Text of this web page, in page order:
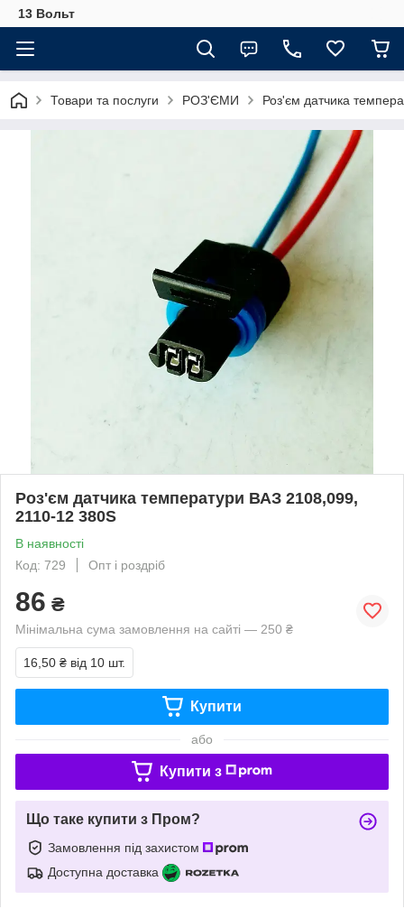
13 Вольт
Товари та послуги РОЗ'ЄМИ Роз'єм датчика
Роз'єм датчика температури ВАЗ 2108,099,
2110-12 380S
В наявності
Код: 729
Опт і роздріб
86 ₴
Мінімальна сума замовлення на сайті — 250 ₴
16,50 ₴ від 10 шт.
Купити
або
Купити з
Що таке купити з Пром?
Замовлення під захистом
Доступна доставка